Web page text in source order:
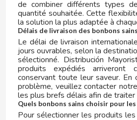
CUÉTARA
CUEVAS
CYCLONES CLEAR
D
de combiner différents types
quantité souhaitée. Cette
la solution la plus adaptée à
Délais de livraison des bonbons sains
Le délai de livraison
jours ouvrables, selon la
sélectionné. Distribución
produits expédiés
conservant toute leur saveur. En
problème, veuillez contacter
les plus brefs délais afin de traiter
Quels bonbons sains choisir pour
Pour sélectionner les produits